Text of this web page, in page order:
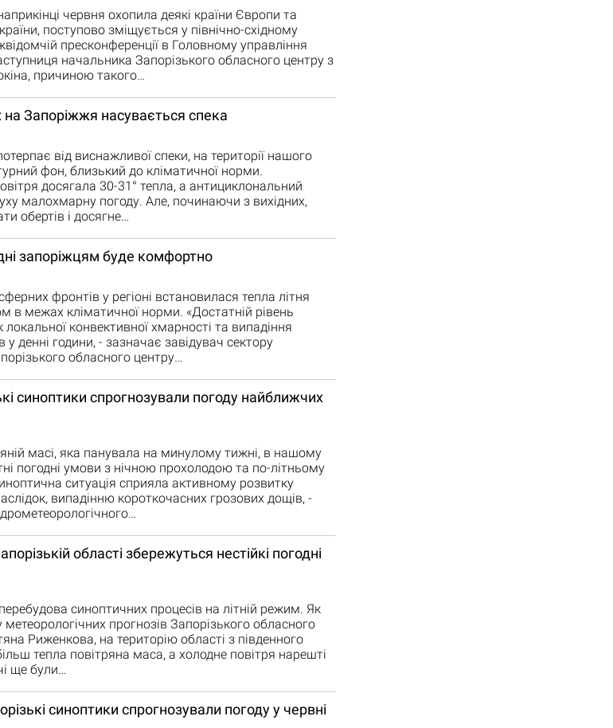
червня охопила деякі країни Європи та
поступово зміщується у північно-східному
пресконференції в Головному управління
начальника Запорізького обласного центру з
причиною такого…
на Запоріжжя насувається спека
від виснажливої спеки, на території нашого
фон, близький до кліматичної норми.
досягала 30-31° тепла, а антициклональний
малохмарну погоду. Але, починаючи з вихідних,
обертів і досягне…
запоріжцям буде комфортно
фронтів у регіоні встановилася тепла літня
в межах кліматичної норми. «Достатній рівень
конвективної хмарності та випадіння
денні години, - зазначає завідувач сектору
обласного центру…
синоптики спрогнозували погоду найближчих
масі, яка панувала на минулому тижні, в нашому
погодні умови з нічною прохолодою та по-літньому
ситуація сприяла активному розвитку
випадінню короткочасних грозових дощів, -
області збережуться нестійкі погодні
синоптичних процесів на літній режим. Як
прогнозів Запорізького обласного
Риженкова, на територію області з південного
тепла повітряна маса, а холодне повітря нарешті
ще були…
синоптики спрогнозували погоду у червні